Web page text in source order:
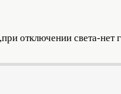
отключении света-нет